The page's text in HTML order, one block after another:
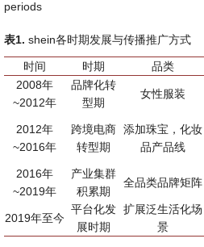
periods
表1. shein各时期发展与传播推广方式
时间 时期 品类
2008年
~2012年
品牌化转
型期
女性服装
2012年
~2016年
跨境电商
转型期
添加珠宝，化妆
品产品线
2016年
~2019年
产业集群
积累期
全品类品牌矩阵
2019年至今
平台化发
展时期
扩展泛生活化场
景